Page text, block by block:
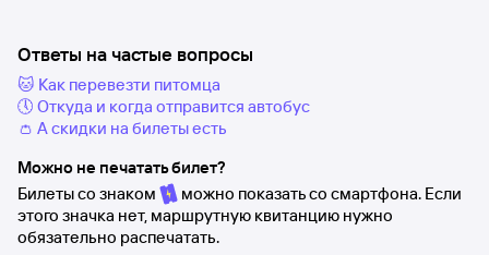
Ответы на частые вопросы
🐱 Как перевезти питомца
🕔 Откуда и когда отправится автобус
👛 А скидки на билеты есть
Можно не печатать билет?
Билеты со знаком
можно показать со смартфона. Если
этого значка нет, маршрутную квитанцию нужно
обязательно распечатать.